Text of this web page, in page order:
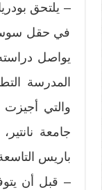
– يلتحق
في حقل
يواصل
والتي
جامعة
باريس التاسعة-